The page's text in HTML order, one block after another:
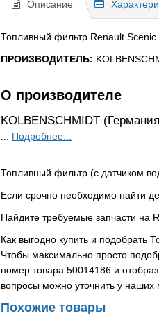
Описание
Топливный фильтр Renault
ПРОИЗВОДИТЕЛЬ:
О производителе
KOLBENSCHMIDT
Подробнее...
Топливный фильтр (с датчиком
Если срочно необходимо найти
Найдите требуемые запчасти на
Как выгодно купить и
Чтобы максимально просто
номер товара 50014186 и
вопросы можно уточнить у наших
Похожие товары